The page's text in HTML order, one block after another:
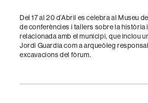
Del 17 al 20 d’Abril es celebra al Museu
de conferències i tallers sobre la història
relacionada amb el municipi, que inclou
Jordi Guardia com a arqueòleg
excavacions del fòrum.